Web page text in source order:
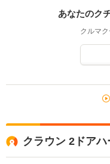
あなたのク
クルマク
クラウン 2ドア